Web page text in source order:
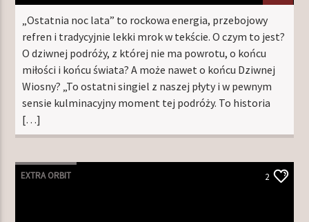
„Ostatnia noc lata” to rockowa energia, przebojowy
refren i tradycyjnie lekki mrok w tekście. O czym to jest?
O dziwnej podróży, z której nie ma powrotu, o końcu
miłości i końcu świata? A może nawet o końcu Dziwnej
Wiosny? „To ostatni singiel z naszej płyty i w pewnym
sensie kulminacyjny moment tej podróży. To historia
[…]
EXTRA ORBIT 2